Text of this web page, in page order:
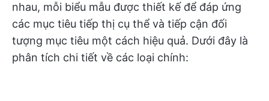
nhau, mỗi biểu mẫu được thiết kế để đáp ứng
các mục tiêu tiếp thị cụ thể và tiếp cận đối
tượng mục tiêu một cách hiệu quả. Dưới đây là
phân tích chi tiết về các loại chính: